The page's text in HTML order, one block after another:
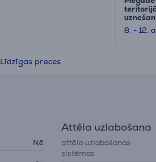
8. - 12.
Līdzīgas preces
Nē
Attēla uzlabošana
attēla uzlabošanas
sistēmas